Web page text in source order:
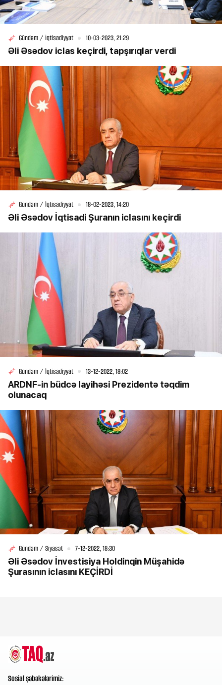
Gündəm / İqtisadiyyat 10-03-2023, 21:29
Əli Əsədov iclas keçirdi, tapşırıqlar verdi
Gündəm / İqtisadiyyat 18-02-2023, 14:20
Əli Əsədov İqtisadi Şuranın iclasını keçirdi
Gündəm / İqtisadiyyat 13-12-2022, 18:02
ARDNF-in büdcə layihəsi Prezidentə təqdim
olunacaq
Gündəm / Siyasət 7-12-2022, 18:30
Əli Əsədov İnvestisiya Holdinqin Müşahidə
Şurasının iclasını KEÇİRDİ
Sosial şəbəkələrimiz: